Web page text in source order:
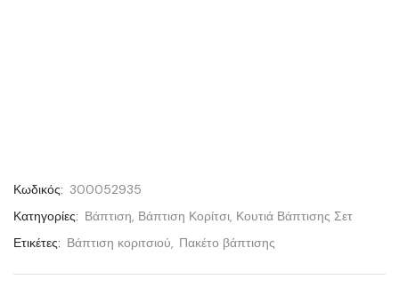
Κωδικός: 300052935
Κατηγορίες: Βάπτιση, Βάπτιση Κορίτσι, Κουτιά Βάπτισης Σετ
Ετικέτες: Βάπτιση κοριτσιού, Πακέτο βάπτισης